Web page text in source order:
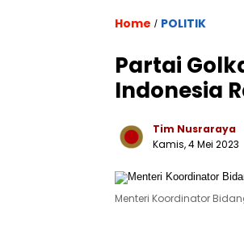
Home / POLITIK
Partai
Indonesia
Tim Nusraraya
Kamis, 4 Mei 2023
Menteri Koordinator